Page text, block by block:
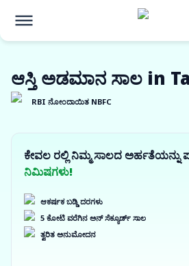
ಆಸ್ತಿ ಅಡಮಾನ ಸಾಲ in
RBI ನೋಂದಾಯಿತ NBFC
ಕೇವಲ ರಲ್ಲಿ ನಿಮ್ಮ ಸಾಲದ ಅರ್ಹತೆಯನ್ನು
ನಿಮಿಷಗಳು!
ಆಕರ್ಷಕ ಬಡ್ಡಿ ದರಗಳು
5 ಕೋಟಿ ವರೆಗಿನ ಅನ್ ಸೆಕ್ಯೂರ್ಡ್ ಸಾಲ
ತ್ವರಿತ ಅನುಮೋದನ